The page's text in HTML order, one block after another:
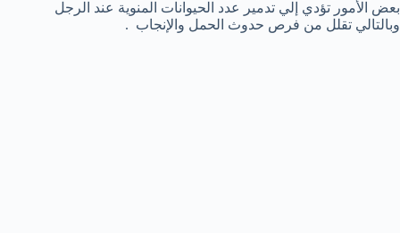
بعض الأمور تؤدي إلي تدمير عدد الحيوانات المنوية عند الرجل
وبالتالي تقلل من فرص حدوث الحمل والإنجاب .